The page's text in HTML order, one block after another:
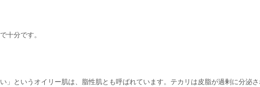
十分です。
」というオイリー肌は、脂性肌とも呼ばれています。テカリは皮脂が過剰に分泌